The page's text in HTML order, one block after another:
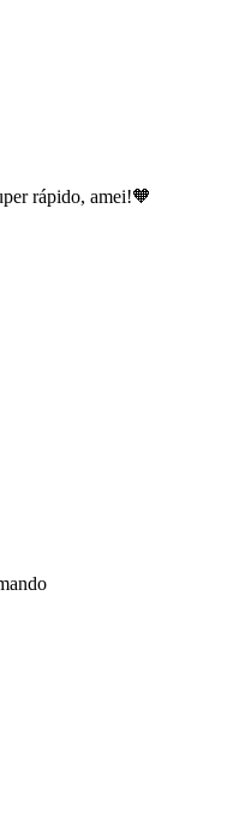
rápido, amei!🧡